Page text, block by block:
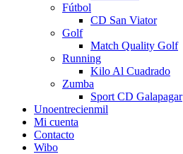
Fútbol
CD San Viator
Golf
Match Quality Golf
Running
Kilo Al Cuadrado
Zumba
Sport CD Galapagar
Unoentrecienmil
Mi cuenta
Contacto
Wibo